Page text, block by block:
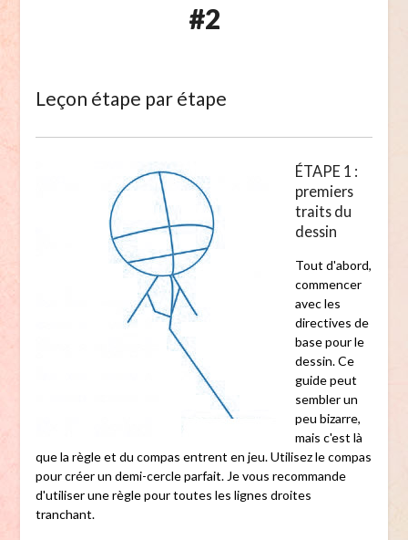
#2
Leçon étape par étape
ÉTAPE 1 :
premiers
traits du
dessin
Tout d'abord,
commencer
avec les
directives de
base pour le
dessin. Ce
guide peut
sembler un
peu bizarre,
mais c'est là
que la règle et du compas entrent en jeu. Utilisez le compas
pour créer un demi-cercle parfait. Je vous recommande
d'utiliser une règle pour toutes les lignes droites
tranchant.